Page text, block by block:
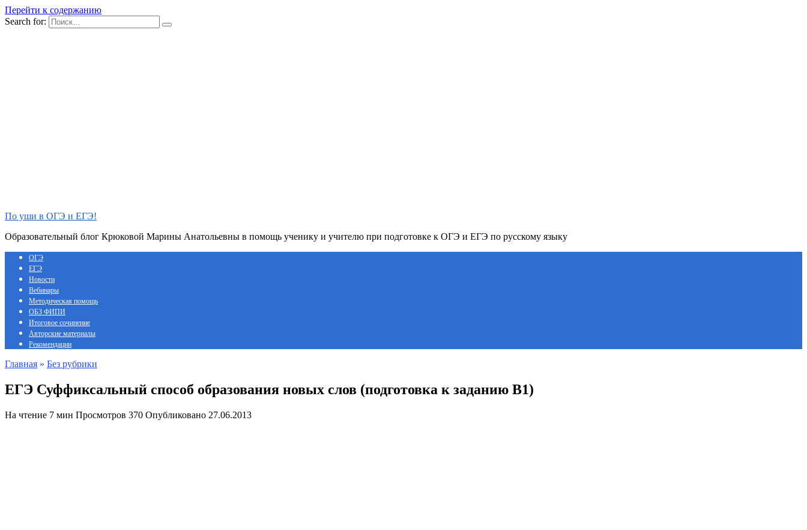
Перейти к содержанию
Search for:
По уши в ОГЭ и ЕГЭ!
Образовательный блог Крюковой Марины Анатольевны в помощь ученику и учителю при подготовке к ОГЭ и ЕГЭ по русскому языку
ОГЭ
ЕГЭ
Новости
Вебинары
Методическая помощь
ОБЗ ФИПИ
Итоговое сочинение
Авторские материалы
Рекомендации
Главная » Без рубрики
ЕГЭ Суффиксальный способ образования новых слов (подготовка к заданию В1)
На чтение 7 мин Просмотров 370 Опубликовано 27.06.2013